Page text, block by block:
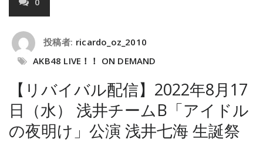
投稿者: ricardo_oz_2010
AKB48 LIVE！！ ON DEMAND
【リバイバル配信】2022年8月17
日（水） 浅井チームB「アイドル
の夜明け」公演 浅井七海 生誕祭